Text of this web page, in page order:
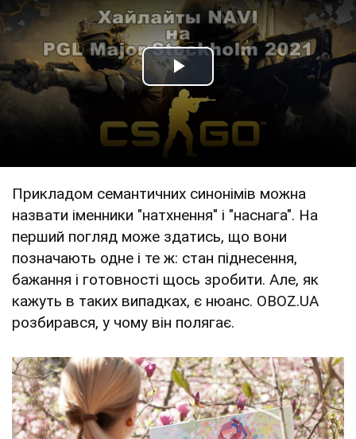
Play Video
Прикладом семантичних синонімів можна
назвати іменники "натхнення" і "наснага". На
перший погляд може здатись, що вони
позначають одне і те ж: стан піднесення,
бажання і готовності щось зробити. Але, як
кажуть в таких випадках, є нюанс. OBOZ.UA
розбирався, у чому він полягає.